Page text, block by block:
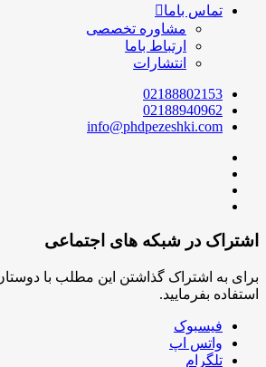
تماس باما
مشاوره تخصصی
ارتباط باما
انتشارات
02188802153
02188940962
info@phdpezeshki.com
اشتراک در شبکه های اجتماعی
برای به اشتراک گذاشتن این مطلب با
استفاده بفرمایید.
فیسبوک
واتس اپ
تلگرام